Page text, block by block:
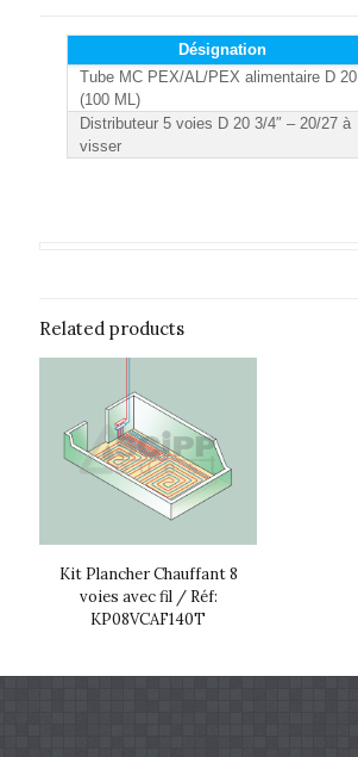
Désignation
Tube MC PEX/AL/PEX alimentaire D 20
(100 ML)
Distributeur 5 voies D 20 3/4″ – 20/27 à
visser
Related products
Kit Plancher Chauffant 8
voies avec fil / Réf:
KP08VCAF140T